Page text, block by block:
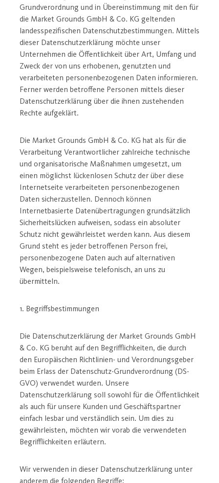
Grundverordnung und in Übereinstimmung mit den für
die Market Grounds GmbH & Co. KG geltenden
landesspezifischen Datenschutzbestimmungen. Mittels
dieser Datenschutzerklärung möchte unser
Unternehmen die Öffentlichkeit über Art, Umfang und
Zweck der von uns erhobenen, genutzten und
verarbeiteten personenbezogenen Daten informieren.
Ferner werden betroffene Personen mittels dieser
Datenschutzerklärung über die ihnen zustehenden
Rechte aufgeklärt.
Die Market Grounds GmbH & Co. KG hat als für die
Verarbeitung Verantwortlicher zahlreiche technische
und organisatorische Maßnahmen umgesetzt, um
einen möglichst lückenlosen Schutz der über diese
Internetseite verarbeiteten personenbezogenen
Daten sicherzustellen. Dennoch können
Internetbasierte Datenübertragungen grundsätzlich
Sicherheitslücken aufweisen, sodass ein absoluter
Schutz nicht gewährleistet werden kann. Aus diesem
Grund steht es jeder betroffenen Person frei,
personenbezogene Daten auch auf alternativen
Wegen, beispielsweise telefonisch, an uns zu
übermitteln.
1. Begriffsbestimmungen
Die Datenschutzerklärung der Market Grounds GmbH
& Co. KG beruht auf den Begrifflichkeiten, die durch
den Europäischen Richtlinien- und Verordnungsgeber
beim Erlass der Datenschutz-Grundverordnung (DS-
GVO) verwendet wurden. Unsere
Datenschutzerklärung soll sowohl für die Öffentlichkeit
als auch für unsere Kunden und Geschäftspartner
einfach lesbar und verständlich sein. Um dies zu
gewährleisten, möchten wir vorab die verwendeten
Begrifflichkeiten erläutern.
Wir verwenden in dieser Datenschutzerklärung unter